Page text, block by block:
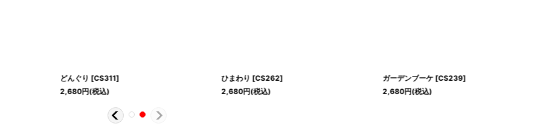
どんぐり [CS311]
2,680円(税込)
ひまわり [CS262]
2,680円(税込)
ガーデンブーケ [CS239]
2,680円(税込)